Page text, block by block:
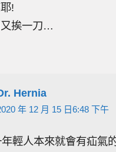
!
挨一刀…
Hernia
年 12 月 15 日6:48 下午
年輕人本來就會有疝氣